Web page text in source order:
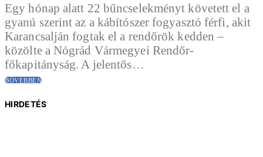
Egy hónap alatt 22 bűncselekményt követett el a
gyanú szerint az a kábítószer fogyasztó férfi, akit
Karancsalján fogtak el a rendőrök kedden –
közölte a Nógrád Vármegyei Rendőr-
főkapitányság. A jelentős…
BŐVEBBEN
HIRDETÉS